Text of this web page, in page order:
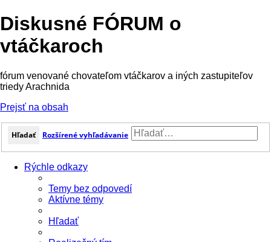
Diskusné FÓRUM o
vtáčkaroch
fórum venované chovateľom vtáčkarov a iných zastupiteľov
triedy Arachnida
Prejsť na obsah
Hľadať Rozšírené vyhľadávanie
Rýchle odkazy
Temy bez odpovedí
Aktívne témy
Hľadať